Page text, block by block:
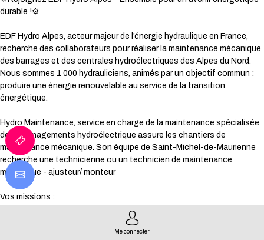
durable !⚙️
EDF Hydro Alpes, acteur majeur de l’énergie hydraulique en France,
recherche des collaborateurs pour réaliser la maintenance mécanique
des barrages et des centrales hydroélectriques des Alpes du Nord.
Nous sommes 1 000 hydrauliciens, animés par un objectif commun :
produire une énergie renouvelable au service de la transition
énergétique.
Hydro Maintenance, service en charge de la maintenance spécialisée
des aménagements hydroélectrique assure les chantiers de
maintenance mécanique. Son équipe de Saint-Michel-de-Maurienne
recherche une technicienne ou un technicien de maintenance
mécanique - ajusteur/ monteur
Vos missions :
Réaliser l’entretien, la révision et la réparation des ensembles
mécaniques complexes (turbines, vannes, etc.) selon des gammes en
Me connecter